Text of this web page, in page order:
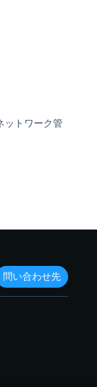
ットワーク管
問い合わせ先